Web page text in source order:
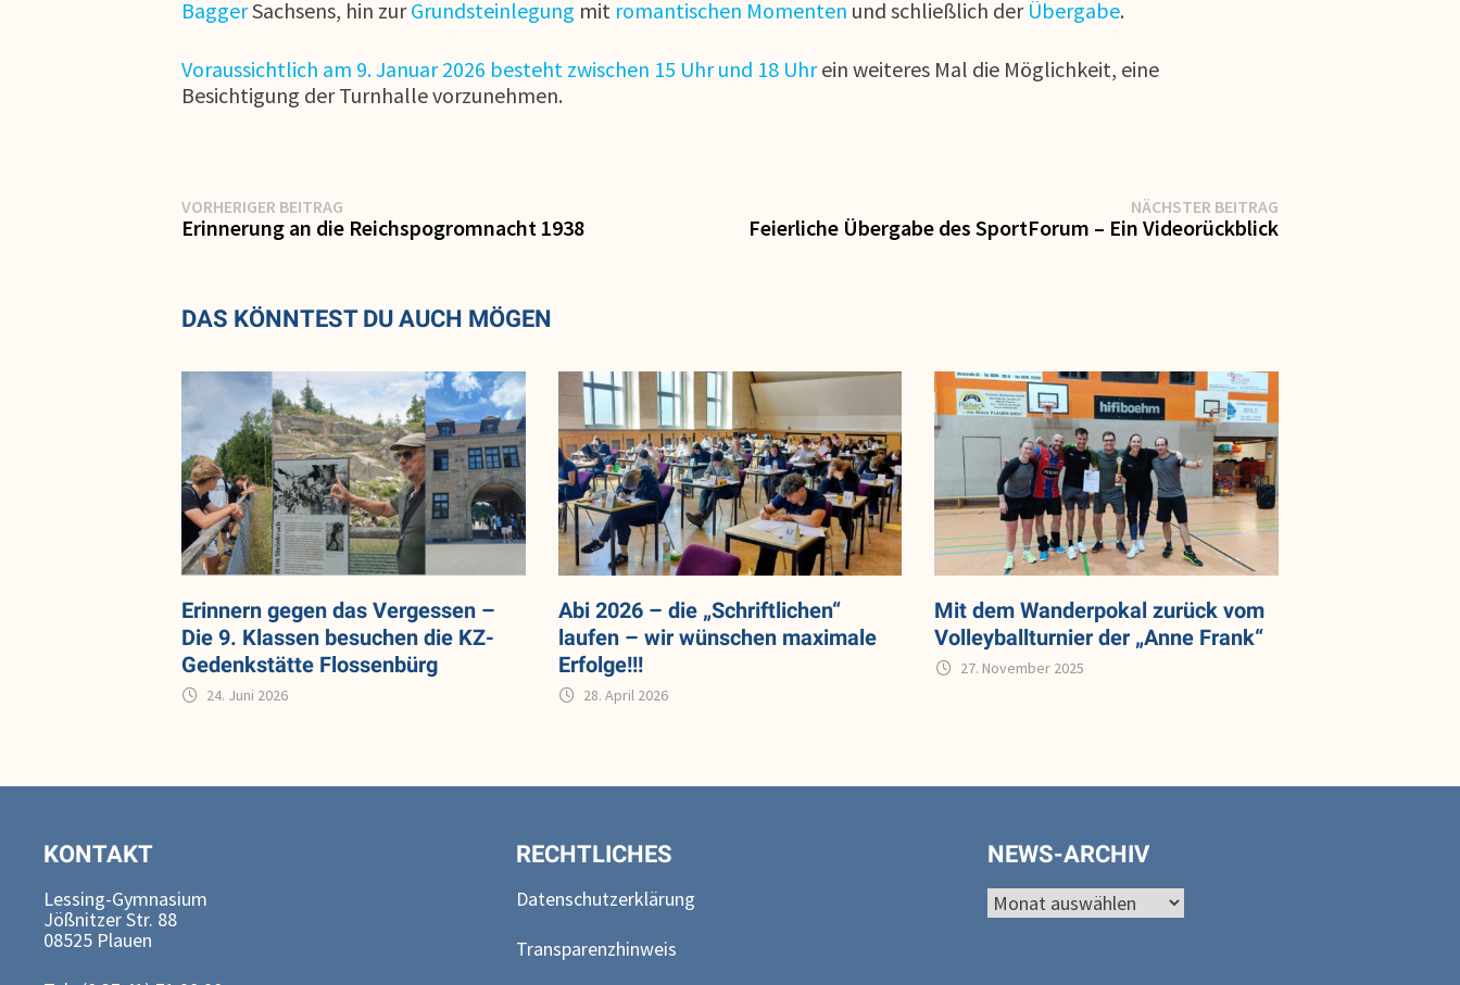
BaggerSachsens, hin zurGrundsteinlegung mit romantischen Momenten und schließlich der Übergabe.
Voraussichtlich am 9. Januar 2026 besteht zwischen 15 Uhr und 18 Uhrein weiteres Mal die Möglichkeit, eine
Besichtigung der Turnhalle vorzunehmen.
Beitragsnavigation
VORHERIGER BEITRAGVorheriger
Beitrag:
Erinnerung an die Reichspogromnacht 1938
NÄCHSTER BEITRAG
Beitrag:
Feierliche Übergabe des SportForum – Ein Videorückblick
DAS KÖNNTEST DU AUCH MÖGEN
Erinnern gegen das Vergessen –
Die 9. Klassen besuchen die KZ-
Gedenkstätte Flossenbürg
24. Juni 2026
Abi 2026 – die „Schriftlichen“
laufen – wir wünschen maximale
Erfolge!!!
28. April 2026
Mit dem Wanderpokal zurück vom
Volleyballturnier der „Anne Frank“
27. November 2025
KONTAKT
Lessing-Gymnasium
Jößnitzer Str. 88
08525 Plauen
RECHTLICHES
Datenschutzerklärung
Transparenzhinweis
NEWS-ARCHIV
News-
Archiv